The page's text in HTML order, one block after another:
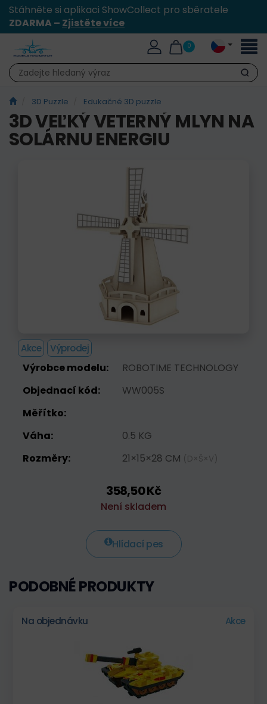
Stáhněte si aplikaci ShowCollect pro sběratele
ZDARMA – Zjistěte více
0
Hledat
3D Puzzle Edukačné 3D puzzle
3D VEĽKÝ VETERNÝ MLYN NA
SOLÁRNU ENERGIU
Akce Výprodej
Výrobce modelu:
ROBOTIME TECHNOLOGY
Objednací kód:
WW005S
Měřítko:
Váha:
0.5 KG
Rozměry:
21×15×28 CM (D×Š×V)
358,50 Kč
Není skladem
Hlídací pes
PODOBNÉ PRODUKTY
Na objednávku Akce